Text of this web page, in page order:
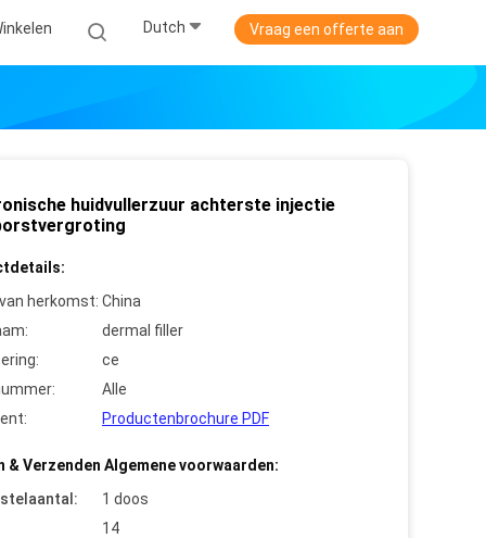
Dutch Vraag een offerte aan
huidvullerzuur achterste injectie
herkomst: China
dermal filler
ce
Alle
Productenbrochure PDF
& Verzenden Algemene voorwaarden:
1 doos
14